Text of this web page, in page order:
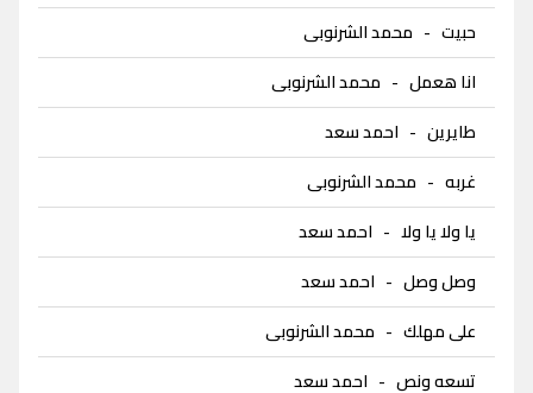
حبيت - محمد الشرنوبى
انا هعمل - محمد الشرنوبى
طايرين - احمد سعد
غربه - محمد الشرنوبى
يا ولا يا ولا - احمد سعد
وصل وصل - احمد سعد
على مهلك - محمد الشرنوبى
تسعه ونص - احمد سعد